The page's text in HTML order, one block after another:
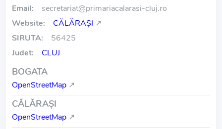
Email:
secretariat@primariacalarasi-cluj.ro
Website:
CĂLĂRAŞI ↗
SIRUTA:
56425
Judet:
CLUJ
BOGATA
OpenStreetMap ↗
CĂLĂRAŞI
OpenStreetMap ↗